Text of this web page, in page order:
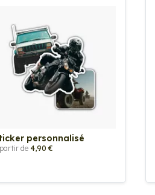
personnalisé
de 4,90 €